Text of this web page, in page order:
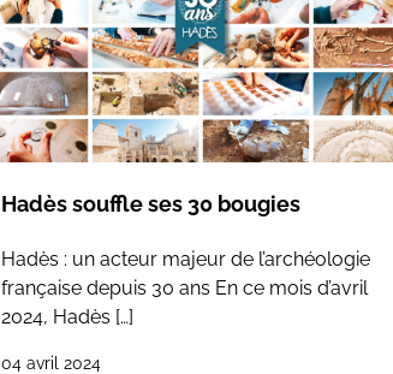
Hadès souffle ses 30 bougies
Hadès : un acteur majeur de l’archéologie
française depuis 30 ans En ce mois d’avril
2024, Hadès […]
04 avril 2024